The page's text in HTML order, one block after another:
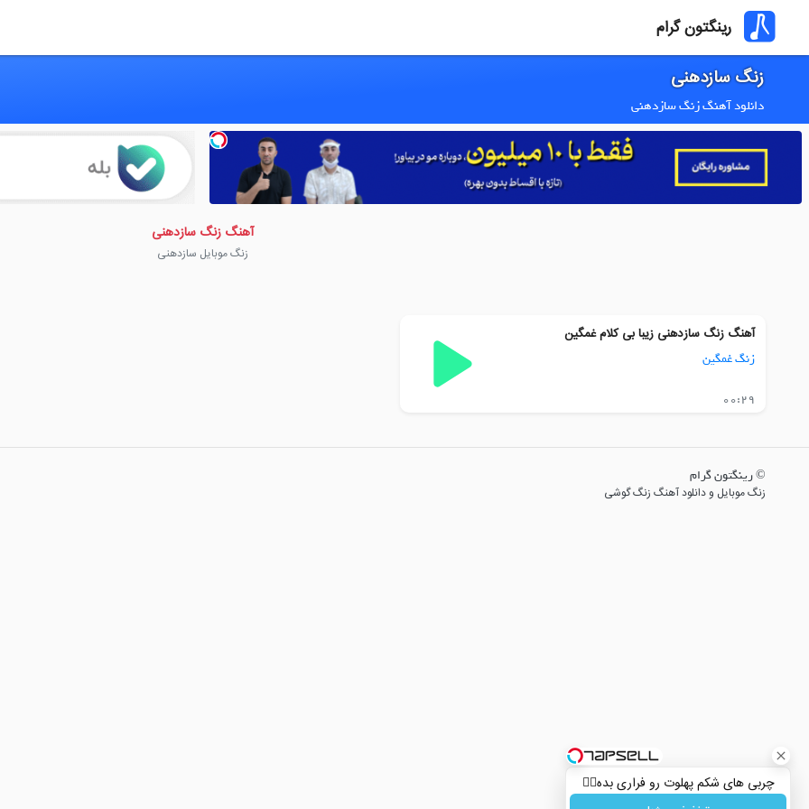
رینگتون گرام
زنگ سازدهنی
دانلود آهنگ زنگ سازدهنی
چربی های شکم پهلوت رو فراری بده👌🏻
آهنگ زنگ سازدهنی
زنگ موبایل سازدهنی
آهنگ زنگ سازدهنی زیبا بی کلام غمگین
زنگ غمگین
00:29
© رینگتون گرام
زنگ موبایل و دانلود آهنگ زنگ گوشی